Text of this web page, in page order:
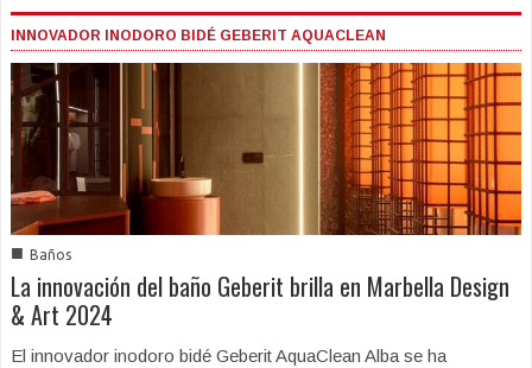
INNOVADOR INODORO BIDÉ GEBERIT AQUACLEAN
■ Baños
La innovación del baño Geberit brilla en Marbella Design
& Art 2024
El innovador inodoro bidé Geberit AquaClean Alba se ha